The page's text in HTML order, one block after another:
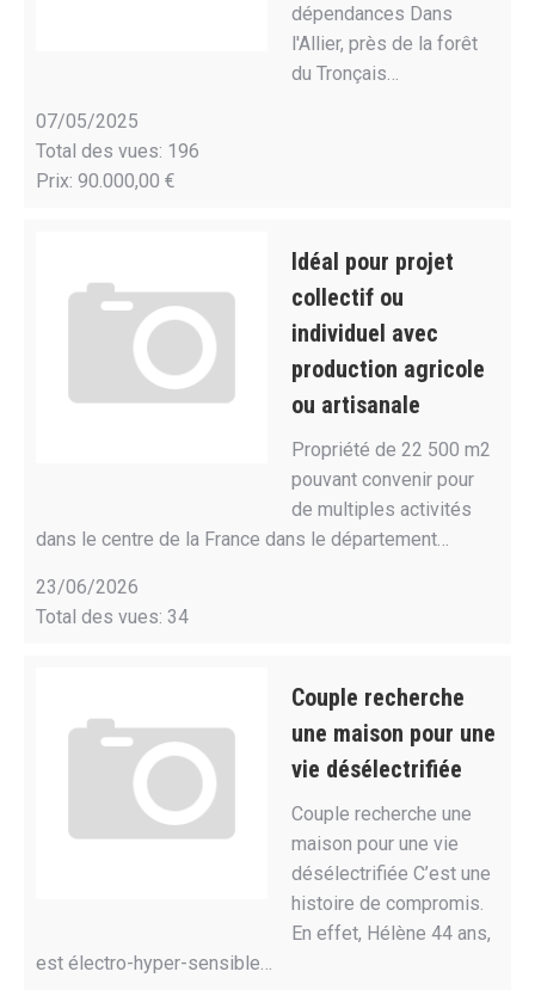
dépendances Dans
l'Allier, près de la forêt
du Tronçais…
07/05/2025
Total des vues: 196
Prix: 90.000,00 €
Idéal pour projet
collectif ou
individuel avec
production agricole
ou artisanale
Propriété de 22 500 m2
pouvant convenir pour
de multiples activités
dans le centre de la France dans le département…
23/06/2026
Total des vues: 34
Couple recherche
une maison pour une
vie désélectrifiée
Couple recherche une
maison pour une vie
désélectrifiée C’est une
histoire de compromis.
En effet, Hélène 44 ans,
est électro-hyper-sensible…